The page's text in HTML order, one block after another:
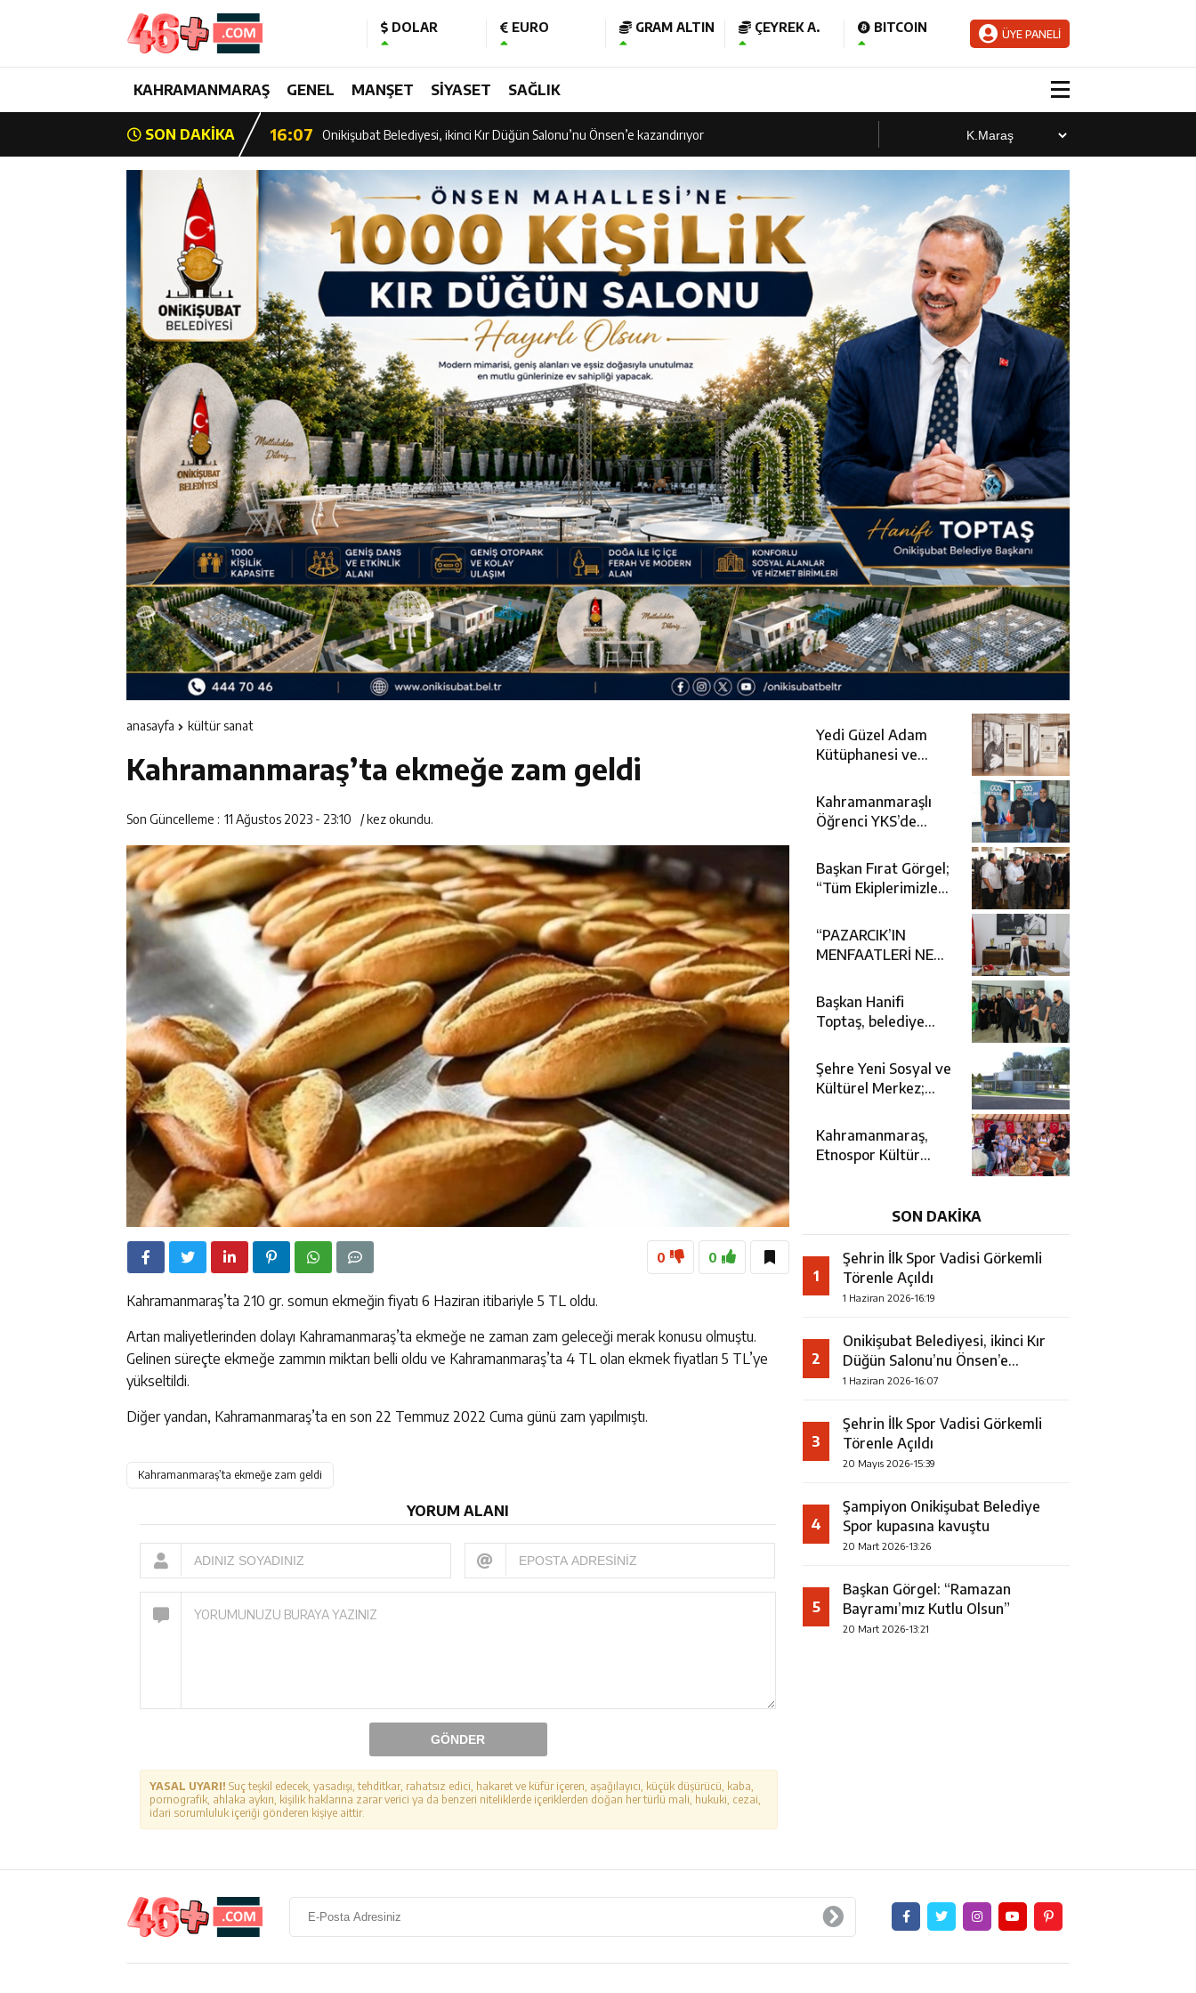
DOLAR EURO GRAM ALTIN ÇEYREK A. BITCOIN ÜYE PANELİ
KAHRAMANMARAŞ GENEL MANŞET SİYASET SAĞLIK
SON DAKİKA
Yedi Güzel Adam Kütüphanesi ve Deneyim Müzesi Şehrimize Çok Yakışacak
16:19 Şehrin İlk Spor Vadisi Görkemli Törenle Açıldı
16:07 Onikişubat Belediyesi, ikinci Kır Düğün Salonu’nu Önsen’e kazandırıyor
15:39 Şehrin İlk Spor Vadisi Görkemli Törenle Açıldı
13:26 Şampiyon Onikişubat Belediye Spor kupasına kavuştu
Başkan Görgel: “Ramazan Bayramı’mız Kutlu Olsun”
17:01 Kurtuluş Destanının 106’ncı Yılında Kahramanmaraş Tek Yürek
16:55 Başkan Toptaş, Bakan Fatih Kacır’ın katıldığı imza töreninde ONİKAD’ın protokolünü imzaladı
11:19 12 Şubat: Kurtuluşun ve HG Hospital’ın 1. Yılının Gururu
14:35 Asfalt Sırası Zübeyde Hanım Bulvarı’nda
13:28 Yedi Güzel Adam Kütüphanesi ve Deneyim Müzesi Şehrimize Çok Yakışacak
16:19 Şehrin İlk Spor Vadisi Görkemli Törenle Açıldı
anasayfa kültür sanat
Kahramanmaraş’ta ekmeğe zam geldi
Son Güncelleme : 11 Ağustos 2023 - 23:10 /kez okundu.
0
0
Kahramanmaraş’ta 210 gr. somun ekmeğin fiyatı 6 Haziran itibariyle 5 TL oldu.
Artan maliyetlerinden dolayı Kahramanmaraş’ta ekmeğe ne zaman zam geleceği merak konusu olmuştu.
Gelinen süreçte ekmeğe zammın miktarı belli oldu ve Kahramanmaraş’ta 4 TL olan ekmek fiyatları 5 TL’ye
yükseltildi.
Diğer yandan, Kahramanmaraş’ta en son 22 Temmuz 2022 Cuma günü zam yapılmıştı.
Kahramanmaraş’ta ekmeğe zam geldi
YORUM ALANI
GÖNDER
YASAL UYARI! Suç teşkil edecek, yasadışı, tehditkar, rahatsız edici, hakaret ve küfür içeren, aşağılayıcı, küçük düşürücü, kaba,
pornografik, ahlaka aykırı, kişilik haklarına zarar verici ya da benzeri niteliklerde içeriklerden doğan her türlü mali, hukuki, cezai,
idari sorumluluk içeriği gönderen kişiye aittir.
Yedi Güzel Adam
Kütüphanesi ve
Şehrimize Çok
Yakışacak
Kahramanmaraşlı
Öğrenci YKS’de
Başkan Fırat Görgel;
“Tüm Ekiplerimizle
Görev Başındayız”
“PAZARCIK’IN
MENFAATLERİ NE
ONU YAPARIM”
Başkan Hanifi
Toptaş, belediye
bayramlaştı
Şehre Yeni Sosyal ve
Kültürel Merkez;
ve Sanat Merkezi
Kahramanmaraş,
Etnospor Kültür
SON DAKİKA
1
Şehrin İlk Spor Vadisi Görkemli
Törenle Açıldı
1 Haziran 2026-16:19
2
Onikişubat Belediyesi, ikinci Kır
Düğün Salonu’nu Önsen’e
kazandırıyor
1 Haziran 2026-16:07
3
Şehrin İlk Spor Vadisi Görkemli
Törenle Açıldı
20 Mayıs 2026-15:39
4
Şampiyon Onikişubat Belediye
Spor kupasına kavuştu
20 Mart 2026-13:26
5
Başkan Görgel: “Ramazan
Bayramı’mız Kutlu Olsun”
20 Mart 2026-13:21